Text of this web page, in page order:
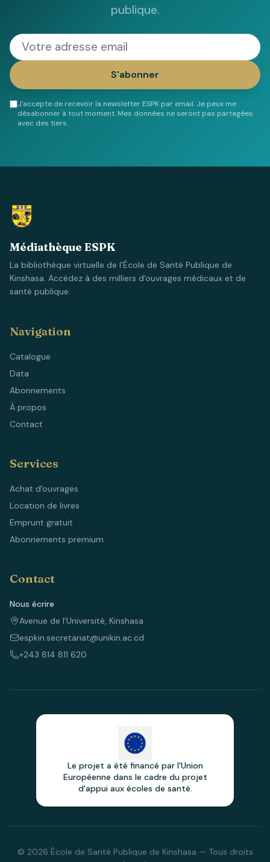
publique.
S'abonner
J'accepte de recevoir la newsletter ESPK par email. Je peux me
désabonner à tout moment. Mes données ne seront pas partagées
avec des tiers.
Médiathèque ESPK
La bibliothèque virtuelle de l'École de Santé Publique de
Kinshasa. Accédez à des milliers d'ouvrages médicaux et de
santé publique.
Navigation
Catalogue
Data
Abonnements
À propos
Contact
Services
Achat d'ouvrages
Location de livres
Emprunt gratuit
Abonnements premium
Contact
Nous écrire
Avenue de l'Université, Kinshasa
espkin.secretariat@unikin.ac.cd
+243 814 811 620
Le projet a été financé par l'Union
Européenne dans le cadre du projet
d'appui aux écoles de santé.
© 2026 École de Santé Publique de Kinshasa — Tous droits